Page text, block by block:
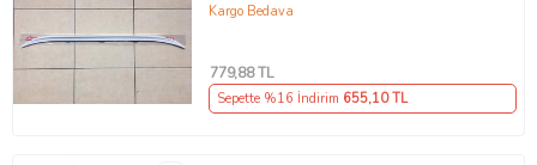
Kargo Bedava
779,88 TL
Sepette %16 İndirim 655,10 TL